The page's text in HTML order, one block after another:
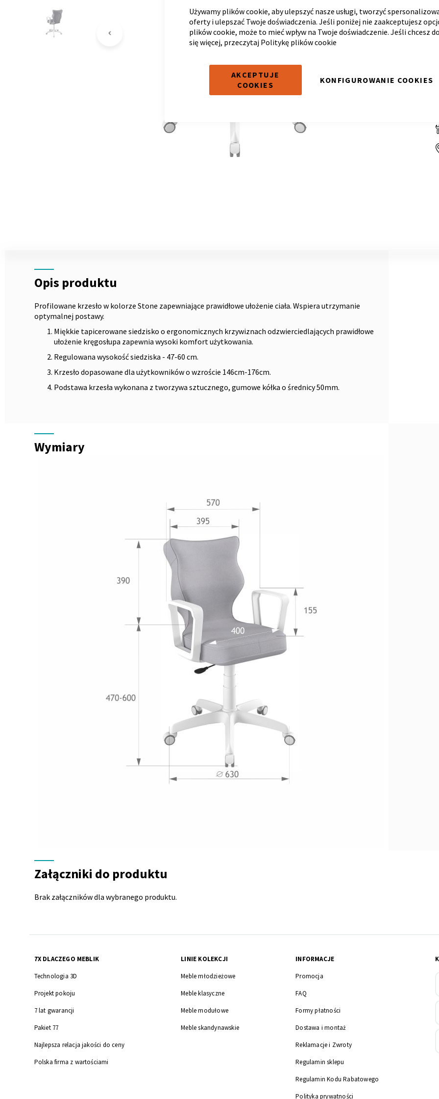
Używamy plików cookie, aby ulepszyć nasze usługi, tworzyć
oferty i ulepszać Twoje doświadczenia. Jeśli poniżej nie zaakceptujesz
plików cookie, może to mieć wpływ na Twoje doświadczenie. Jeśli chcesz
się więcej, przeczytaj Politykę plików cookie
AKCEPTUJE
COOKIES
KONFIGUROWANIE COOKIES
the
gallery
Opis produktu
Profilowane krzesło w kolorze Stone zapewniające prawidłowe ułożenie ciała. Wspiera utrzymanie
optymalnej postawy.
Miękkie tapicerowane siedzisko o ergonomicznych krzywiznach odzwierciedlających prawidłowe
ułożenie kręgosłupa zapewnia wysoki komfort użytkowania.
Regulowana wysokość siedziska - 47-60 cm.
Krzesło dopasowane dla użytkowników o wzroście 146cm-176cm.
Podstawa krzesła wykonana z tworzywa sztucznego, gumowe kółka o średnicy 50mm.
Wymiary
do
produktu
Załączniki do produktu
Brak załączników dla wybranego produktu.
7X DLACZEGO MEBLIK
Technologia 3D
Projekt pokoju
7 lat gwarancji
Pakiet 77
Najlepsza relacja jakości do ceny
Polska firma z wartościami
LINIE KOLEKCJI
Meble młodzieżowe
Meble klasyczne
Meble modułowe
Meble skandynawskie
INFORMACJE
Promocja
FAQ
Formy płatności
Dostawa i montaż
Reklamacje i Zwroty
Regulamin sklepu
Regulamin Kodu Rabatowego
Polityka prywatności